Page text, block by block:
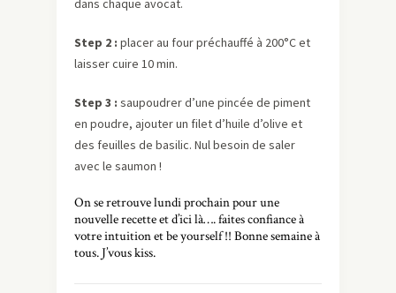
Step 2 : placer au four préchauffé à 200°C et
laisser cuire 10 min.
Step 3 : saupoudrer d’une pincée de piment
en poudre, ajouter un filet d’huile d’olive et
des feuilles de basilic. Nul besoin de saler
avec le saumon !
On se retrouve lundi prochain pour une
nouvelle recette et d’ici là…. faites confiance à
votre intuition et be yourself !! Bonne semaine à
tous. J’vous kiss.